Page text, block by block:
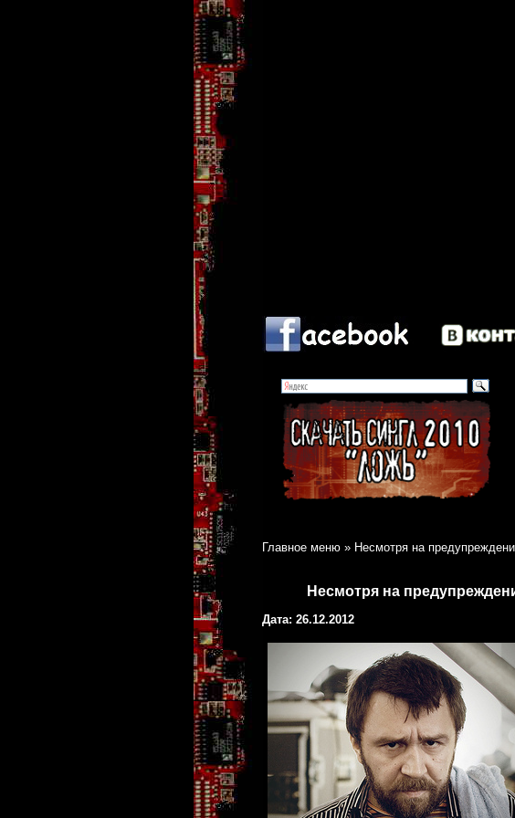
Главное меню » Несмотря на
Несмотря на
Дата: 26.12.2012